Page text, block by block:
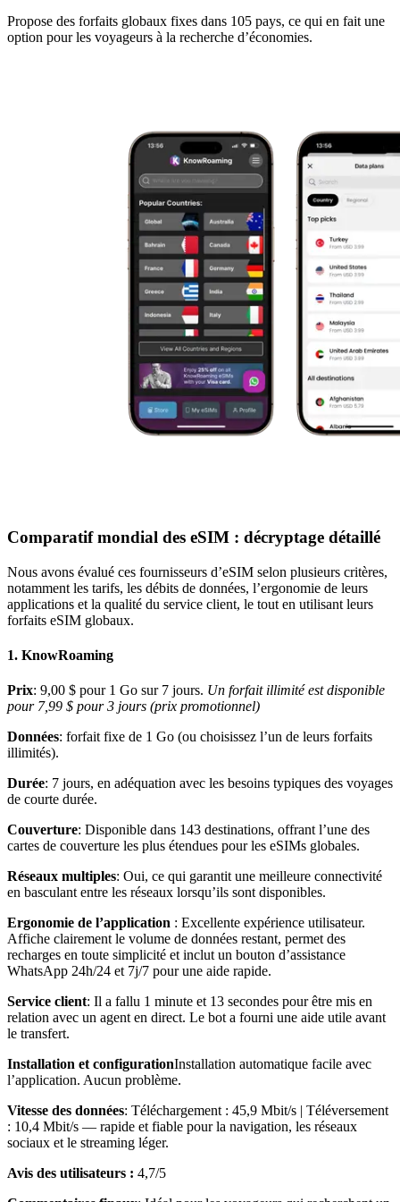
Propose des forfaits globaux fixes dans 105 pays, ce qui en fait une
option pour les voyageurs à la recherche d’économies.
Comparatif mondial des eSIM : décryptage détaillé
Nous avons évalué ces fournisseurs d’eSIM selon plusieurs critères,
notamment les tarifs, les débits de données, l’ergonomie de leurs
applications et la qualité du service client, le tout en utilisant leurs
forfaits eSIM globaux.
1. KnowRoaming
Prix: 9,00 $ pour 1 Go sur 7 jours. Un forfait illimité est disponible
pour 7,99 $ pour 3 jours (prix promotionnel)
Données: forfait fixe de 1 Go (ou choisissez l’un de leurs forfaits
illimités).
Durée: 7 jours, en adéquation avec les besoins typiques des voyages
de courte durée.
Couverture: Disponible dans 143 destinations, offrant l’une des
cartes de couverture les plus étendues pour les eSIMs globales.
Réseaux multiples: Oui, ce qui garantit une meilleure connectivité
en basculant entre les réseaux lorsqu’ils sont disponibles.
Ergonomie de l’application : Excellente expérience utilisateur.
Affiche clairement le volume de données restant, permet des
recharges en toute simplicité et inclut un bouton d’assistance
WhatsApp 24h/24 et 7j/7 pour une aide rapide.
Service client: Il a fallu 1 minute et 13 secondes pour être mis en
relation avec un agent en direct. Le bot a fourni une aide utile avant
le transfert.
Installation et configurationInstallation automatique facile avec
l’application. Aucun problème.
Vitesse des données: Téléchargement : 45,9 Mbit/s | Téléversement
: 10,4 Mbit/s — rapide et fiable pour la navigation, les réseaux
sociaux et le streaming léger.
Avis des utilisateurs : 4,7/5